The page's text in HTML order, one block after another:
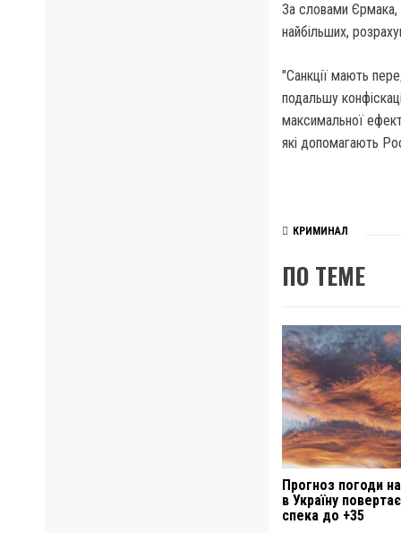
За словами Єрмака,
найбільших,
"Санкції мають
подальшу
максимальної
які допомагають
КРИМИНАЛ
ПО ТЕМЕ
Прогноз погоди на
в Україну
спека до +35